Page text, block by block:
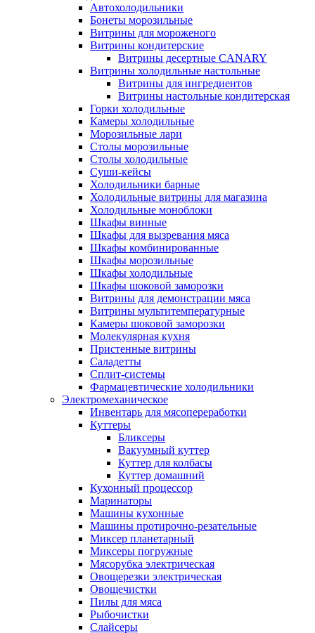
Автохолодильники
Бонеты морозильные
Витрины для мороженого
Витрины кондитерские
Витрины десертные CANARY
Витрины холодильные настольные
Витрины для ингредиентов
Витрины настольные кондитерская
Горки холодильные
Камеры холодильные
Морозильные лари
Столы морозильные
Столы холодильные
Суши-кейсы
Холодильники барные
Холодильные витрины для магазина
Холодильные моноблоки
Шкафы винные
Шкафы для вызревания мяса
Шкафы комбинированные
Шкафы морозильные
Шкафы холодильные
Шкафы шоковой заморозки
Витрины для демонстрации мяса
Витрины мультитемпературные
Камеры шоковой заморозки
Молекулярная кухня
Пристенные витрины
Саладетты
Сплит-системы
Фармацевтические холодильники
Электромеханическое
Инвентарь для мясопереработки
Куттеры
Бликсеры
Вакуумный куттер
Куттер для колбасы
Куттер домашний
Кухонный процессор
Маринаторы
Машины кухонные
Машины протирочно-резательные
Миксер планетарный
Миксеры погружные
Мясорубка электрическая
Овощерезки электрическая
Овощечистки
Пилы для мяса
Рыбочистки
Слайсеры